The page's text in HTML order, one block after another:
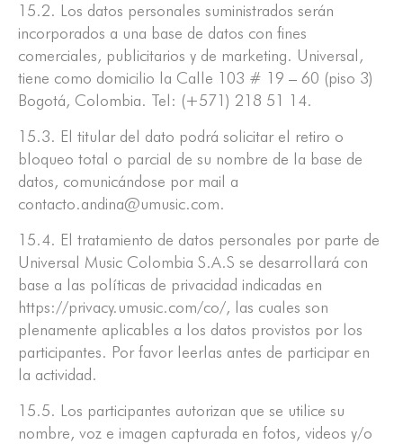
15.2. Los datos personales suministrados serán
incorporados a una base de datos con fines
comerciales, publicitarios y de marketing. Universal,
tiene como domicilio la Calle 103 # 19 – 60 (piso 3)
Bogotá, Colombia. Tel: (+571) 218 51 14.
15.3. El titular del dato podrá solicitar el retiro o
bloqueo total o parcial de su nombre de la base de
datos, comunicándose por mail a
contacto.andina@umusic.com.
15.4. El tratamiento de datos personales por parte de
Universal Music Colombia S.A.S se desarrollará con
base a las políticas de privacidad indicadas en
https://privacy.umusic.com/co/, las cuales son
plenamente aplicables a los datos provistos por los
participantes. Por favor leerlas antes de participar en
la actividad.
15.5. Los participantes autorizan que se utilice su
nombre, voz e imagen capturada en fotos, videos y/o